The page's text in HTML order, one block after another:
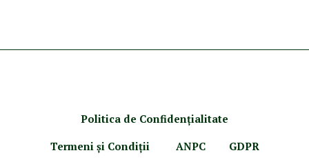
Politica de Confidenţialitate
Termeni şi Condiţii
ANPC
GDPR